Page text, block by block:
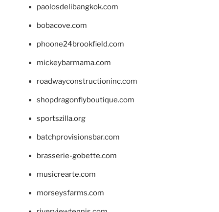
paolosdelibangkok.com
bobacove.com
phoone24brookfield.com
mickeybarmama.com
roadwayconstructioninc.com
shopdragonflyboutique.com
sportszilla.org
batchprovisionsbar.com
brasserie-gobette.com
musicrearte.com
morseysfarms.com